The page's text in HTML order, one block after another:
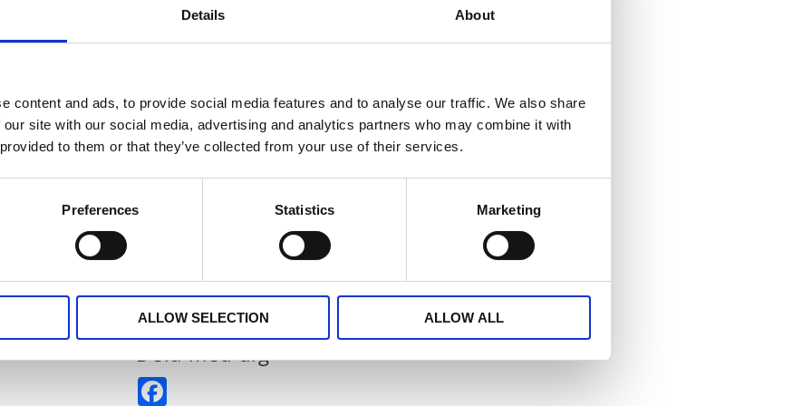
Details About
content and ads, to provide social media features and to analyse our traffic. We also share
site with our social media, advertising and analytics partners who may combine it with
to them or that they’ve collected from your use of their services.
Preferences Statistics Marketing
ALLOW SELECTION ALLOW ALL
är några centimeter större än kuddfodralet.
Dela med dig